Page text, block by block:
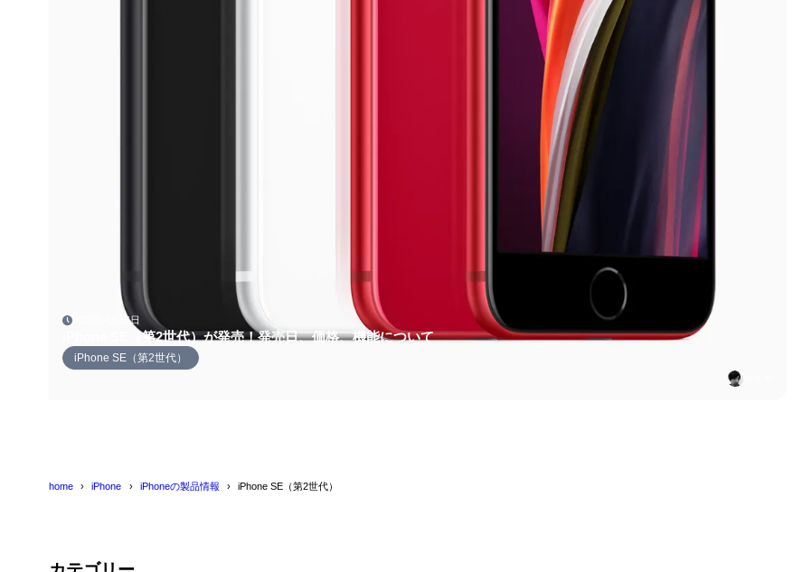
2020年4月16日
iPhone SE（第2世代）が発売！発売日、価格、機能について
iPhone SE（第2世代）
home iPhone iPhoneの製品情報 iPhone SE（第2世代）